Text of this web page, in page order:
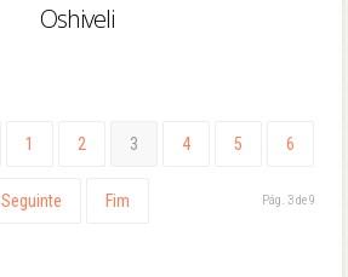
Oshiveli
1 2 3 4 5 6
Seguinte Fim Pág. 3 de 9